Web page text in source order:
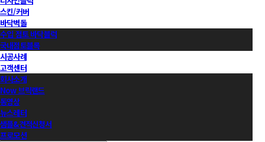
스킨/커버
바닥벽돌
수입 점토 바닥블럭
국내점토블록
시공사례
고객센터
회사소개
Now 브릭랜드
동영상
뉴스레터
샘플&견적신청서
프로모션